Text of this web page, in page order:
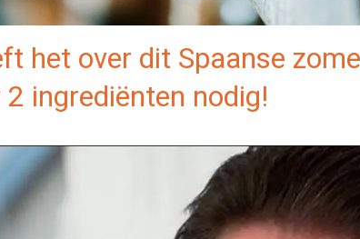
het over dit Spaanse
ingrediënten nodig!